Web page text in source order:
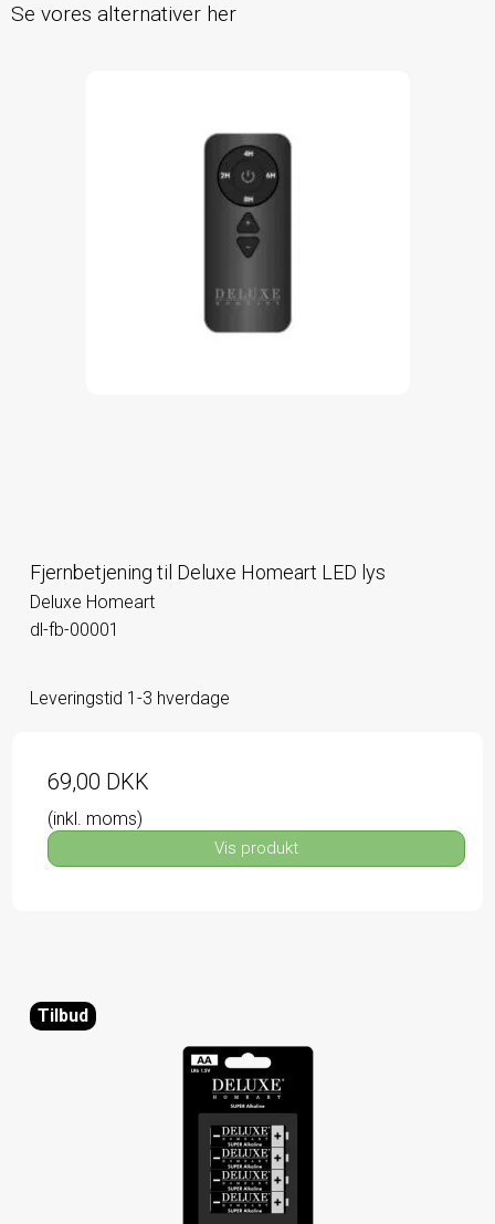
Se vores alternativer her
Fjernbetjening til Deluxe Homeart LED lys
Deluxe Homeart
dl-fb-00001
Leveringstid 1-3 hverdage
69,00 DKK
(inkl. moms)
Vis produkt
Tilbud